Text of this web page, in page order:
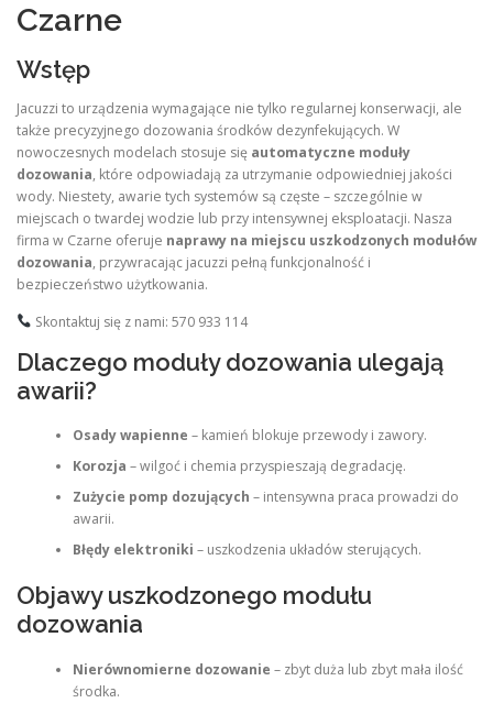
Czarne
Wstęp
Jacuzzi to urządzenia wymagające nie tylko regularnej konserwacji, ale
także precyzyjnego dozowania środków dezynfekujących. W
nowoczesnych modelach stosuje się automatyczne moduły
dozowania, które odpowiadają za utrzymanie odpowiedniej jakości
wody. Niestety, awarie tych systemów są częste – szczególnie w
miejscach o twardej wodzie lub przy intensywnej eksploatacji. Nasza
firma w Czarne oferuje naprawy na miejscu uszkodzonych modułów
dozowania, przywracając jacuzzi pełną funkcjonalność i
bezpieczeństwo użytkowania.
Skontaktuj się z nami: 570 933 114
Dlaczego moduły dozowania ulegają
awarii?
Osady wapienne – kamień blokuje przewody i zawory.
Korozja – wilgoć i chemia przyspieszają degradację.
Zużycie pomp dozujących – intensywna praca prowadzi do
awarii.
Błędy elektroniki – uszkodzenia układów sterujących.
Objawy uszkodzonego modułu
dozowania
Nierównomierne dozowanie – zbyt duża lub zbyt mała ilość
środka.